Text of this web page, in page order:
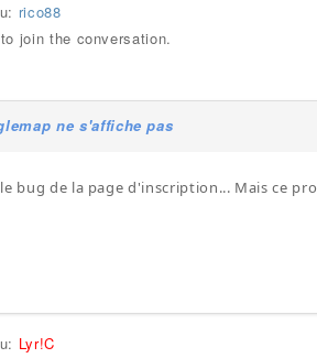
rico88
to join the conversation.
ne s'affiche pas
bug de la page d'inscription... Mais ce
Lyr!C